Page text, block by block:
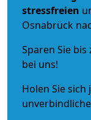
stressfreien
Osnabrück
Sparen Sie
bei uns!
Holen Sie